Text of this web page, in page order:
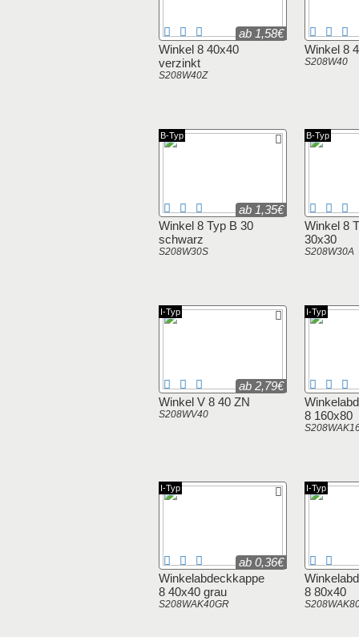
Winkel 8 40x40
verzinkt
S208W40Z
ab 1,58€
Winkel 8
S208W40
Winkel 8 Typ B 30
schwarz
S208W30S
ab 1,35€
B-Typ
Winkel 8
30x30
S208W30A
B-Typ
Winkel V 8 40 ZN
S208WV40
ab 2,79€
I-Typ
8 160x80
I-Typ
Winkelabdeckkappe
8 40x40 grau
S208WAK40GR
ab 0,36€
I-Typ
8 80x40
I-Typ